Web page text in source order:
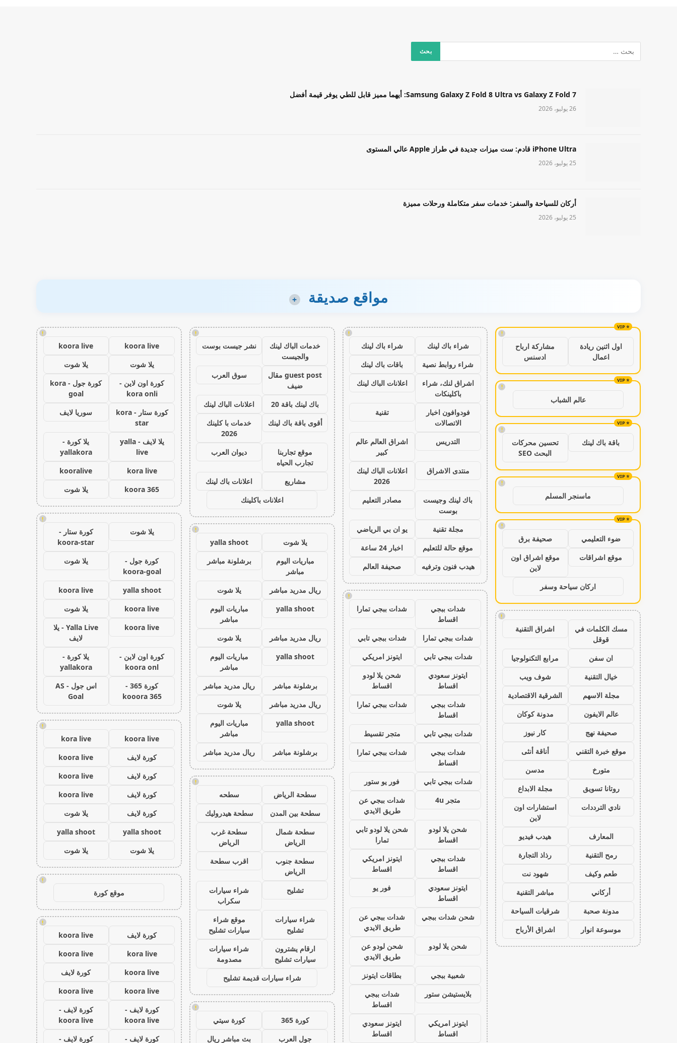
Samsung Galaxy Z Fold 8 Ultra vs Galaxy Z Fold 7: أيهما مميز قابل للطي يوفر قيمة أفضل
26 يوليو، 2026
iPhone Ultra قادم: ست ميزات جديدة في طراز Apple عالي المستوى
25 يوليو، 2026
أركان للسياحة والسفر: خدمات سفر متكاملة ورحلات مميزة
25 يوليو، 2026
مواقع صديقة +
!
اول اثنين ريادة
اعمال
مشاركة ارباح
ادسنس
!
عالم الشباب
!
باقة باك لينك
تحسين محركات
البحث SEO
!
ماسنجر المسلم
!
ضوء التعليمي
صحيفة برق
موقع اشراقات
موقع اشراق اون
لاين
اركان سياحة وسفر
!
مسك الكلمات في
قوقل
اشراق التقنية
ان سفن
مرابع التكنولوجيا
خيال التقنية
شوف ويب
مجلة الاسهم
الشرقية الاقتصادية
عالم الايفون
مدونة كوكان
صحيفة نهج
كار نيوز
موقع خبرة التقني
أناقة أنثى
متورخ
مدسن
روتانا تسويق
مجلة الابداع
نادي الترددات
استشارات اون
لاين
المعارف
هيدب فيديو
رمح التقنية
رذاذ التجارة
طعم وكيف
شهود نت
أركاني
مباشر التقنية
مدونة صحبة
شرقيات السياحة
موسوعة انوار
اشراق الأرباح
!
شراء باك لينك
شراء باك لينك
شراء روابط نصية
باقات باك لينك
اشراق لنك، شراء
باكلينكات
اعلانات الباك لينك
فودوافون اخبار
الاتصالات
تقنية
التدريس
اشراق العالم عالم
كبير
منتدى الاشراق
اعلانات الباك لينك
2026
باك لينك وجيست
بوست
مصادر التعليم
مجلة تقنية
يو ان بي الرياضي
موقع حالة للتعليم
اخبار 24 ساعة
هيدب فنون وترفيه
صحيفة العالم
!
شدات ببجي
اقساط
شدات ببجي تمارا
شدات ببجي تمارا
شدات ببجي تابي
شدات ببجي تابي
ايتونز امريكي
ايتونز سعودي
اقساط
شحن يلا لودو
اقساط
شدات ببجي
اقساط
شدات ببجي تمارا
شدات ببجي تابي
متجر تقسيط
شدات ببجي
اقساط
شدات ببجي تمارا
شدات ببجي تابي
فور يو ستور
متجر 4u
شدات ببجي عن
طريق الايدي
شحن يلا لودو
اقساط
شحن يلا لودو تابي
تمارا
شدات ببجي
اقساط
ايتونز امريكي
اقساط
ايتونز سعودي
اقساط
فور يو
شحن شدات ببجي
شدات ببجي عن
طريق الايدي
شحن يلا لودو
شحن لودو عن
طريق الايدي
شعبية ببجي
بطاقات ايتونز
بلايستيشن ستور
شدات ببجي
اقساط
ايتونز امريكي
اقساط
ايتونز سعودي
اقساط
!
خدمات الباك لينك
والجيست
نشر جيست بوست
guest post مقال
ضيف
سوق العرب
باك لينك باقة 20
اعلانات الباك لينك
أقوى باقة باك لينك
خدمات با كلينك
2026
موقع تجاربنا
تجارب الحياه
ديوان العرب
مشاريع
اعلانات باك لينك
اعلانات باكلينك
!
يلا شوت
yalla shoot
مباريات اليوم
مباشر
برشلونة مباشر
ريال مدريد مباشر
يلا شوت
yalla shoot
مباريات اليوم
مباشر
ريال مدريد مباشر
يلا شوت
yalla shoot
مباريات اليوم
مباشر
برشلونة مباشر
ريال مدريد مباشر
ريال مدريد مباشر
يلا شوت
yalla shoot
مباريات اليوم
مباشر
برشلونة مباشر
ريال مدريد مباشر
!
سطحة الرياض
سطحه
سطحة بين المدن
سطحة هيدروليك
سطحة شمال
الرياض
سطحة غرب
الرياض
سطحة جنوب
الرياض
اقرب سطحة
تشليح
شراء سيارات
سكراب
شراء سيارات
تشليح
موقع شراء
سيارات تشليح
ارقام يشترون
سيارات تشليح
شراء سيارات
مصدومة
شراء سيارات قديمة تشليح
!
كورة 365
كورة سيتي
جول العرب
بث مباشر ريال
!
koora live
koora live
يلا شوت
يلا شوت
كورة اون لاين -
kora onli
كورة جول - kora
goal
كورة ستار - kora
star
سوريا لايف
يلا لايف - yalla
live
يلا كورة -
yallakora
kora live
kooralive
koora 365
يلا شوت
!
يلا شوت
كورة ستار -
koora-star
كورة جول -
koora-goal
يلا شوت
yalla shoot
koora live
koora live
يلا شوت
koora live
Yalla Live - يلا
لايف
كورة اون لاين -
koora onl
يلا كورة -
yallakora
كورة 365 -
kooora 365
اس جول - AS
Goal
!
koora live
kora live
كورة لايف
koora live
كورة لايف
koora live
كورة لايف
koora live
كورة لايف
يلا شوت
yalla shoot
yalla shoot
يلا شوت
يلا شوت
!
موقع كورة
!
كورة لايف
koora live
kora live
koora live
koora live
كورة لايف
koora live
koora live
كورة لايف -
koora live
كورة لايف -
koora live
كورة لايف -
كورة لايف -